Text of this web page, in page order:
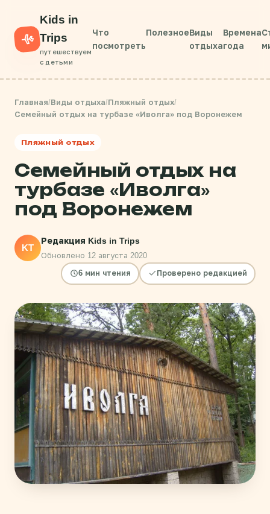
Kids in
Trips
путешествуем
с детьми
Что
посмотреть
ПолезноеВиды
отдыха
Времена
года
Главная/Виды отдыха/Пляжный отдых/
Семейный отдых на турбазе «Иволга» под Воронежем
Пляжный отдых
Семейный отдых на
турбазе «Иволга»
под Воронежем
KT
Редакция Kids in Trips
Обновлено 12 августа 2020
6 мин чтения Проверено редакцией